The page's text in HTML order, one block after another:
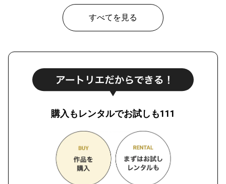
¥ 80,000
すべてを見る
購入もレンタルでお試しも111